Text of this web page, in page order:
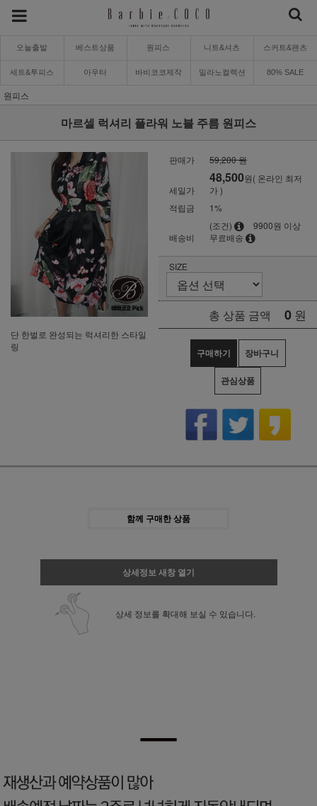
오늘출발 베스트상품 원피스 니트&셔츠 스커트&팬츠
세트&투피스 아우터 바비코코제작 밀라노컬렉션 80% SALE
원피스
마르셀 럭셔리 플라워 노블 주름 원피스
단 한벌로 완성되는 럭셔리한 스타일
링
판매가 59,200 원
세일가
48,500원( 온라인 최저
가 )
적립금
1%
배송비
(조건)
9900원 이상
무료배송
SIZE
총 상품 금액 0 원
구매하기 장바구니
관심상품
함께 구매한 상품
상세정보 새창 열기
상세 정보를 확대해 보실 수 있습니다.